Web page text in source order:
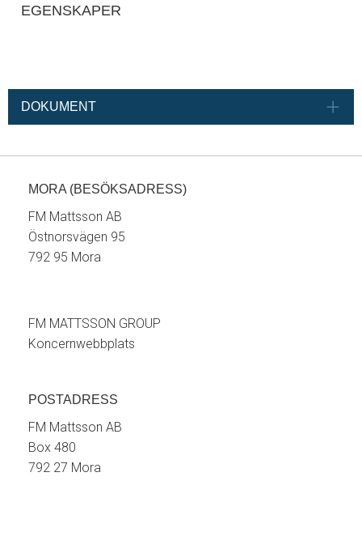
EGENSKAPER
DOKUMENT
MORA (BESÖKSADRESS)
FM Mattsson AB
Östnorsvägen 95
792 95 Mora
FM MATTSSON GROUP
Koncernwebbplats
POSTADRESS
FM Mattsson AB
Box 480
792 27 Mora